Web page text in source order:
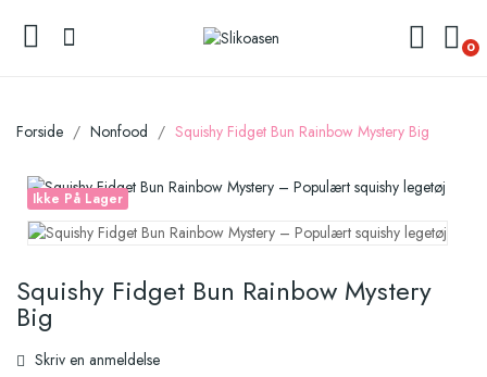
0
Forside Nonfood Squishy Fidget Bun Rainbow Mystery Big
Ikke På Lager
Squishy Fidget Bun Rainbow Mystery
Big
Skriv en anmeldelse